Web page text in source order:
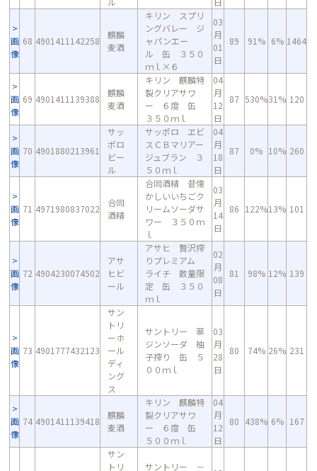
画
像
68 4901411142258
麒麟
麦酒
キリン スプリ
ングバレー ジ
ャパンエー
ル 缶 ３５０
ｍｌ×６
03
月
01
日
89 91% 6% 1464
画
像
69 4901411139388
麒麟
麦酒
キリン 麒麟特
製クリアサワ
ー ６度 缶
３５０ｍｌ
04
月
12
日
87 530%31% 120
画
像
70 4901880213961
サッ
ポロ
ビー
ル
サッポロ ヱビ
スＣＢマリアー
ジュブラン ３
５０ｍｌ
04
月
18
日
87 0% 10% 260
画
像
71 4971980837022
合同
酒精
合同酒精 昔懐
かしいいちごク
リームソーダサ
ワー ３５０ｍ
ｌ
03
月
14
日
86 122%13% 101
画
像
72 4904230074502
アサ
ヒビ
ール
アサヒ 贅沢搾
りプレミアム
ライチ 数量限
定 缶 ３５０
ｍｌ
02
月
08
日
81 98% 12% 139
画
像
73 4901777432123
サン
トリ
ーホ
ール
ディ
ング
ス
サントリー 翠
ジンソーダ 柚
子搾り 缶 ５
００ｍｌ
03
月
28
日
80 74% 26% 231
画
像
74 4901411139418
麒麟
麦酒
キリン 麒麟特
製クリアサワ
ー ６度 缶
５００ｍｌ
04
月
12
日
80 438% 6% 167
サン
トリ
サントリー －